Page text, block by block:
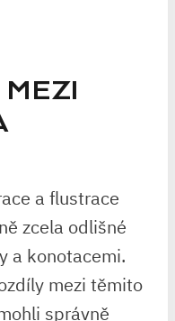
a flustrace
zcela odlišné
a konotacemi.
mezi těmito
správně